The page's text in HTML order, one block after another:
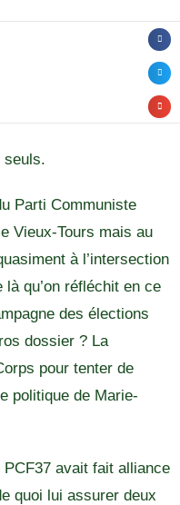
seuls.
Parti Communiste
Vieux-Tours mais au
à l’intersection
là qu’on réfléchit en ce
des élections
dossier ? La
pour tenter de
politique de Marie-
avait fait alliance
quoi lui assurer deux